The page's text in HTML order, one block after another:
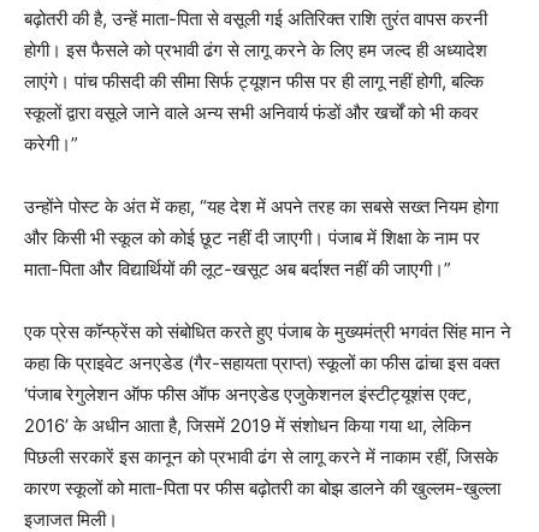
बढ़ोतरी की है, उन्हें माता-पिता से वसूली गई अतिरिक्त राशि तुरंत वापस करनी
होगी। इस फैसले को प्रभावी ढंग से लागू करने के लिए हम जल्द ही अध्यादेश
लाएंगे। पांच फीसदी की सीमा सिर्फ ट्यूशन फीस पर ही लागू नहीं होगी, बल्कि
स्कूलों द्वारा वसूले जाने वाले अन्य सभी अनिवार्य फंडों और खर्चों को भी कवर
करेगी।”
उन्होंने पोस्ट के अंत में कहा, “यह देश में अपने तरह का सबसे सख्त नियम होगा
और किसी भी स्कूल को कोई छूट नहीं दी जाएगी। पंजाब में शिक्षा के नाम पर
माता-पिता और विद्यार्थियों की लूट-खसूट अब बर्दाश्त नहीं की जाएगी।”
एक प्रेस कॉन्फ्रेंस को संबोधित करते हुए पंजाब के मुख्यमंत्री भगवंत सिंह मान ने
कहा कि प्राइवेट अनएडेड (गैर-सहायता प्राप्त) स्कूलों का फीस ढांचा इस वक्त
‘पंजाब रेगुलेशन ऑफ फीस ऑफ अनएडेड एजुकेशनल इंस्टीट्यूशंस एक्ट,
2016’ के अधीन आता है, जिसमें 2019 में संशोधन किया गया था, लेकिन
पिछली सरकारें इस कानून को प्रभावी ढंग से लागू करने में नाकाम रहीं, जिसके
कारण स्कूलों को माता-पिता पर फीस बढ़ोतरी का बोझ डालने की खुल्लम-खुल्ला
इजाजत मिली।